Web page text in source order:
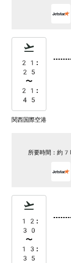
21:
25
〜
21:
45
関西国際空港
所要時間： 約7
12:
30
〜
13:
35